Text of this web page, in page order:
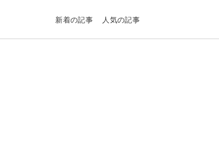
新着の記事 人気の記事